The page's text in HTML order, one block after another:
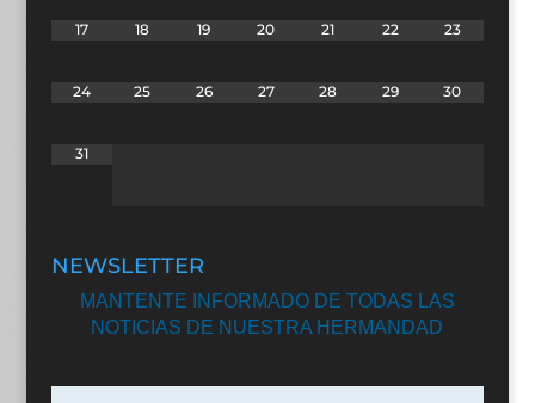
17 18 19 20 21 22 23
24 25 26 27 28 29 30
31
NEWSLETTER
MANTENTE INFORMADO DE TODAS LAS
NOTICIAS DE NUESTRA HERMANDAD